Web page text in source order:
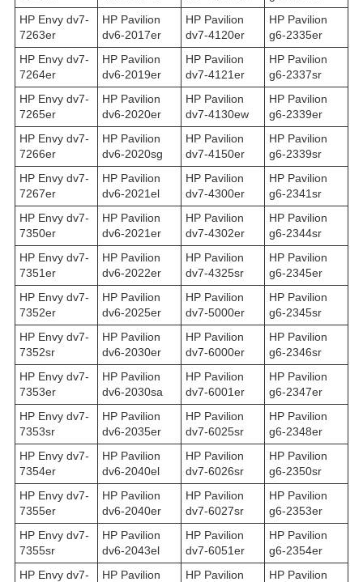
HP Envy dv7-
7263er
HP Pavilion
dv6-2017er
HP Pavilion
dv7-4120er
HP Pavilion
g6-2335er
HP Envy dv7-
7264er
HP Pavilion
dv6-2019er
HP Pavilion
dv7-4121er
HP Pavilion
g6-2337sr
HP Envy dv7-
7265er
HP Pavilion
dv6-2020er
HP Pavilion
dv7-4130ew
HP Pavilion
g6-2339er
HP Envy dv7-
7266er
HP Pavilion
dv6-2020sg
HP Pavilion
dv7-4150er
HP Pavilion
g6-2339sr
HP Envy dv7-
7267er
HP Pavilion
dv6-2021el
HP Pavilion
dv7-4300er
HP Pavilion
g6-2341sr
HP Envy dv7-
7350er
HP Pavilion
dv6-2021er
HP Pavilion
dv7-4302er
HP Pavilion
g6-2344sr
HP Envy dv7-
7351er
HP Pavilion
dv6-2022er
HP Pavilion
dv7-4325sr
HP Pavilion
g6-2345er
HP Envy dv7-
7352er
HP Pavilion
dv6-2025er
HP Pavilion
dv7-5000er
HP Pavilion
g6-2345sr
HP Envy dv7-
7352sr
HP Pavilion
dv6-2030er
HP Pavilion
dv7-6000er
HP Pavilion
g6-2346sr
HP Envy dv7-
7353er
HP Pavilion
dv6-2030sa
HP Pavilion
dv7-6001er
HP Pavilion
g6-2347er
HP Envy dv7-
7353sr
HP Pavilion
dv6-2035er
HP Pavilion
dv7-6025sr
HP Pavilion
g6-2348er
HP Envy dv7-
7354er
HP Pavilion
dv6-2040el
HP Pavilion
dv7-6026sr
HP Pavilion
g6-2350sr
HP Envy dv7-
7355er
HP Pavilion
dv6-2040er
HP Pavilion
dv7-6027sr
HP Pavilion
g6-2353er
HP Envy dv7-
7355sr
HP Pavilion
dv6-2043el
HP Pavilion
dv7-6051er
HP Pavilion
g6-2354er
HP Envy dv7-
HP Pavilion
HP Pavilion
HP Pavilion